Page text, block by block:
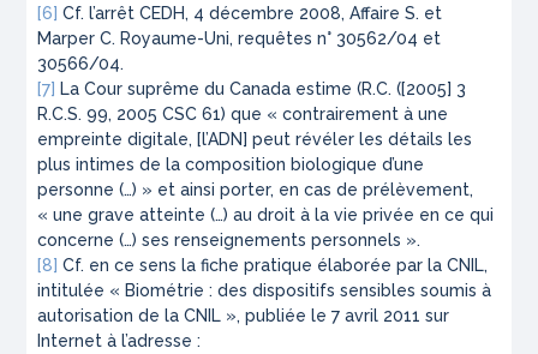
[6] Cf. l’arrêt CEDH, 4 décembre 2008, Affaire S. et
Marper C. Royaume-Uni, requêtes n° 30562/04 et
30566/04.
[7] La Cour suprême du Canada estime (R.C. ([2005] 3
R.C.S. 99, 2005 CSC 61) que « contrairement à une
empreinte digitale, [l’ADN] peut révéler les détails les
plus intimes de la composition biologique d’une
personne (…) » et ainsi porter, en cas de prélèvement,
« une grave atteinte (…) au droit à la vie privée en ce qui
concerne (…) ses renseignements personnels ».
[8] Cf. en ce sens la fiche pratique élaborée par la CNIL,
intitulée « Biométrie : des dispositifs sensibles soumis à
autorisation de la CNIL », publiée le 7 avril 2011 sur
Internet à l’adresse :